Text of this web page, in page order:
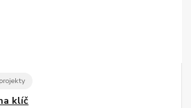
klíč